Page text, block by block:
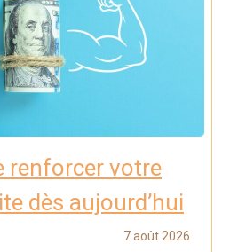
renforcer votre
dès aujourd’hui
7 août 2026